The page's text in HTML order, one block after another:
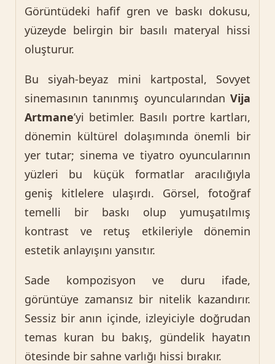
Görüntüdeki hafif gren ve baskı dokusu,
yüzeyde belirgin bir basılı materyal hissi
oluşturur.
Bu siyah-beyaz mini kartpostal, Sovyet
sinemasının tanınmış oyuncularından Vija
Artmane’yi betimler. Basılı portre kartları,
dönemin kültürel dolaşımında önemli bir
yer tutar; sinema ve tiyatro oyuncularının
yüzleri bu küçük formatlar aracılığıyla
geniş kitlelere ulaşırdı. Görsel, fotoğraf
temelli bir baskı olup yumuşatılmış
kontrast ve retuş etkileriyle dönemin
estetik anlayışını yansıtır.
Sade kompozisyon ve duru ifade,
görüntüye zamansız bir nitelik kazandırır.
Sessiz bir anın içinde, izleyiciyle doğrudan
temas kuran bu bakış, gündelik hayatın
ötesinde bir sahne varlığı hissi bırakır.